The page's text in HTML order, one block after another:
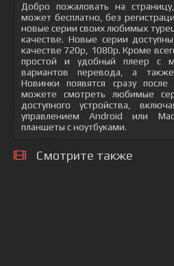
Добро пожаловать на
может бесплатно, без
новые серии своих любимых
качестве. Новые серии
качестве 720p, 1080p. Кроме
простой и удобный плеер с
вариантов перевода, а также
Новинки появятся сразу
можете смотреть любимые
доступного устройства,
управлением Android или
планшеты с ноутбуками.
Смотрите также